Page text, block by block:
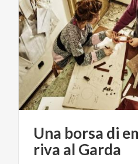
Una borsa di
riva al Garda